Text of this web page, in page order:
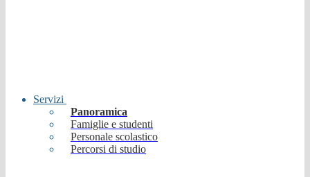
Servizi
Panoramica
Famiglie e studenti
Personale scolastico
Percorsi di studio